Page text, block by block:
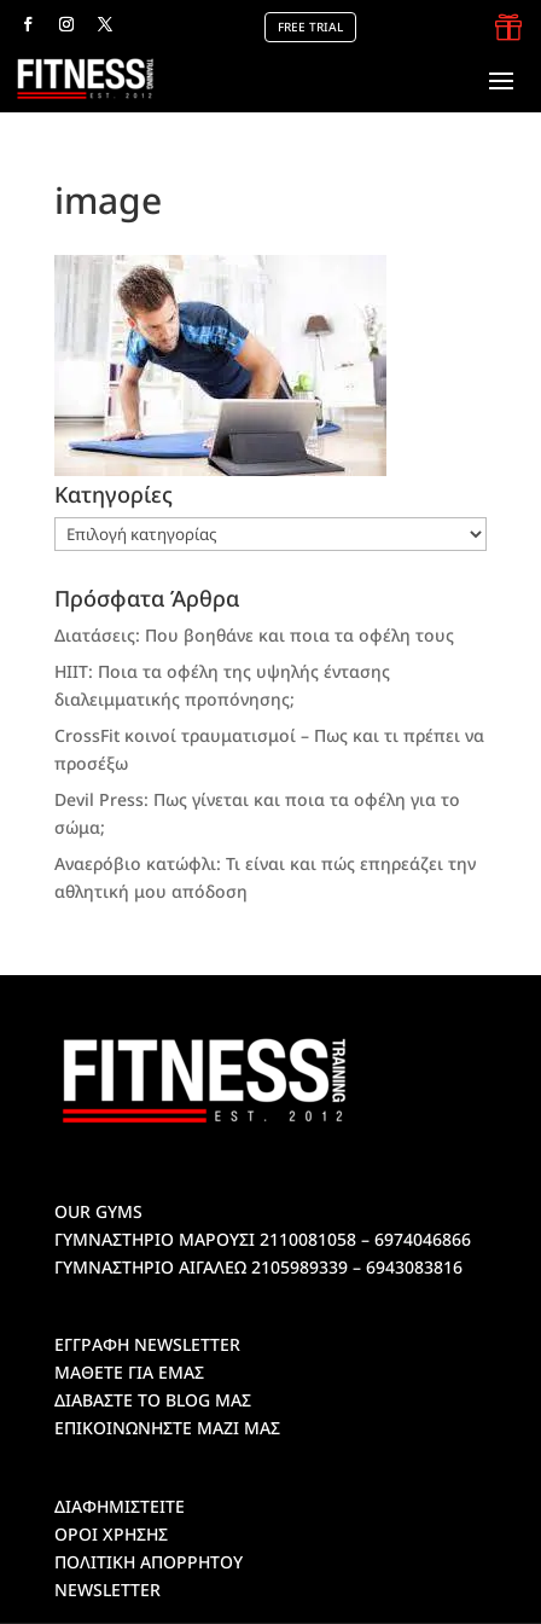
FREE TRIAL 
image
Kατηγορίες
Kατηγορίες
Πρόσφατα Άρθρα
Διατάσεις: Που βοηθάνε και ποια τα οφέλη τους
HIIT: Ποια τα οφέλη της υψηλής έντασης
διαλειμματικής προπόνησης;
CrossFit κοινοί τραυματισμοί – Πως και τι πρέπει να
προσέξω
Devil Press: Πως γίνεται και ποια τα οφέλη για το
σώμα;
Αναερόβιο κατώφλι: Τι είναι και πώς επηρεάζει την
αθλητική μου απόδοση
OUR GYMS
ΓΥΜΝΑΣΤΗΡΙΟ ΜΑΡΟΥΣΙ2110081058 – 6974046866
ΓΥΜΝΑΣΤΗΡΙΟ ΑΙΓΑΛΕΩ2105989339 – 6943083816
ΕΓΓΡΑΦΗ NEWSLETTER
ΜΑΘΕΤΕ ΓΙΑ ΕΜΑΣ
ΔΙΑΒΑΣΤΕ ΤΟ BLOG ΜΑΣ
ΕΠΙΚΟΙΝΩΝΗΣΤΕ ΜΑΖΙ ΜΑΣ
ΔΙΑΦΗΜΙΣΤΕΙΤΕ
ΟΡΟΙ ΧΡΗΣΗΣ
ΠΟΛΙΤΙΚΗ ΑΠΟΡΡΗΤΟΥ
NEWSLETTER